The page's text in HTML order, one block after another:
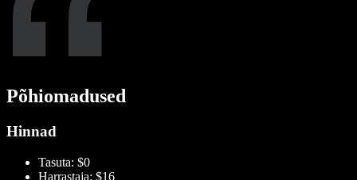
Põhiomadused
Hinnad
Tasuta: $0
Harrastaja: $16